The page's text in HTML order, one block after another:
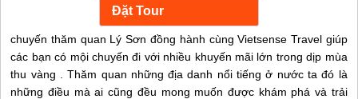
chuyến thăm quan Lý Sơn đồng hành cùng Vietsense Travel giúp
các bạn có mội chuyến đi với nhiều khuyến mãi lớn trong dịp mùa
thu vàng . Thăm quan những địa danh nổi tiếng ở nước ta đó là
những điều mà ai cũng đều mong muốn được khám phá và trải